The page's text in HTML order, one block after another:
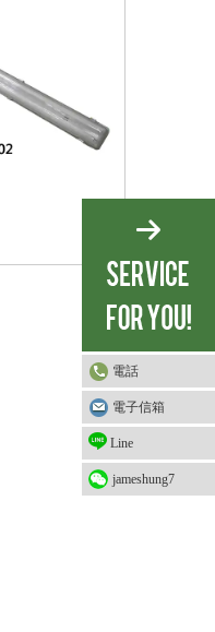
電話
電子信箱
Line
jameshung7